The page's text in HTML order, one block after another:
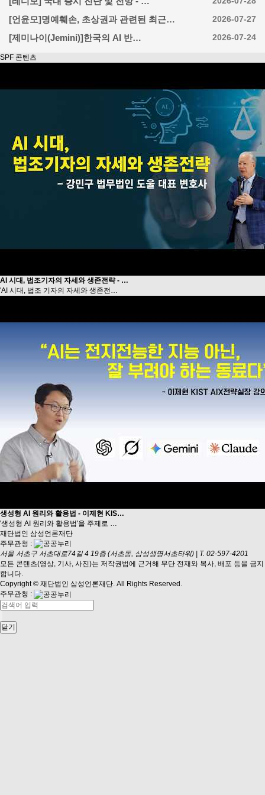
[언윤모]명예훼손, 초상권과 관련된 최근… 2026-07-27
[제미나이(Jemini)]한국의 AI 반… 2026-07-24
SPF 콘텐츠
AI 시대, 법조기자의 자세와 생존전략 - …
'AI 시대, 법조 기자의 자세와 생존전…
생성형 AI 원리와 활용법 - 이제현 KIS…
'생성형 AI 원리와 활용법'을 주제로 …
재단법인 삼성언론재단
주무관청 :
서울 서초구 서초대로74길 4 19층 (서초동, 삼성생명서초타워)
T. 02-597-4201
모든 콘텐츠(영상, 기사, 사진)는 저작권법에 근거해 무단 전재와 복사, 배포 등을 금지
합니다.
Copyright © 재단법인 삼성언론재단. All Rights Reserved.
주무관청 :
닫기